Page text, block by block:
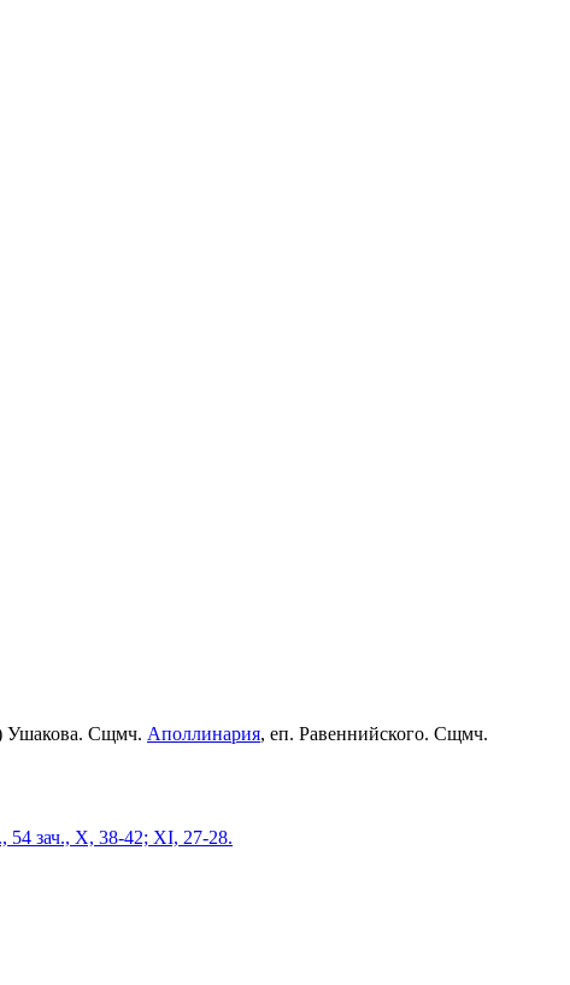
Ушакова. Сщмч. Аполлинария, еп. Равеннийского. Сщмч.
54 зач., X, 38-42; XI, 27-28.